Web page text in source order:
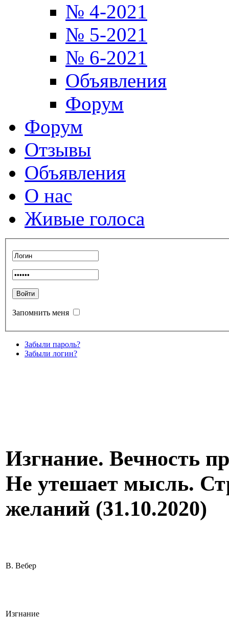
№ 4-2021
№ 5-2021
№ 6-2021
Объявления
Форум
Форум
Отзывы
Объявления
О нас
Живые голоса
Запомнить меня
Забыли пароль?
Забыли логин?
Изгнание. Вечность
Не утешает мысль.
желаний (31.10.2020)
В. Вебер
Изгнание